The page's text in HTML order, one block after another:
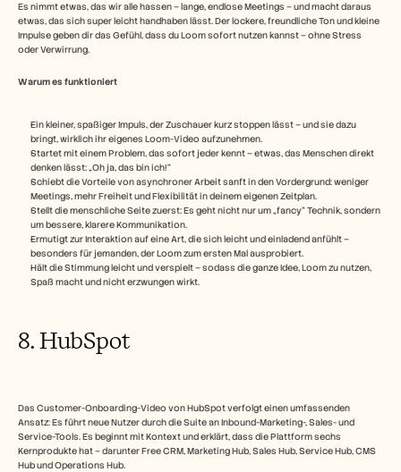
Es nimmt etwas, das wir alle hassen – lange, endlose Meetings – und macht daraus
etwas, das sich super leicht handhaben lässt. Der lockere, freundliche Ton und kleine
Impulse geben dir das Gefühl, dass du Loom sofort nutzen kannst – ohne Stress
oder Verwirrung.
Warum es funktioniert
Ein kleiner, spaßiger Impuls, der Zuschauer kurz stoppen lässt – und sie dazu
bringt, wirklich ihr eigenes Loom-Video aufzunehmen.
Startet mit einem Problem, das sofort jeder kennt – etwas, das Menschen direkt
denken lässt: „Oh ja, das bin ich!“
Schiebt die Vorteile von asynchroner Arbeit sanft in den Vordergrund: weniger
Meetings, mehr Freiheit und Flexibilität in deinem eigenen Zeitplan.
Stellt die menschliche Seite zuerst: Es geht nicht nur um „fancy“ Technik, sondern
um bessere, klarere Kommunikation.
Ermutigt zur Interaktion auf eine Art, die sich leicht und einladend anfühlt –
besonders für jemanden, der Loom zum ersten Mal ausprobiert.
Hält die Stimmung leicht und verspielt – sodass die ganze Idee, Loom zu nutzen,
Spaß macht und nicht erzwungen wirkt.
8. HubSpot
Das Customer-Onboarding-Video von HubSpot verfolgt einen umfassenden
Ansatz: Es führt neue Nutzer durch die Suite an Inbound-Marketing-, Sales- und
Service-Tools. Es beginnt mit Kontext und erklärt, dass die Plattform sechs
Kernprodukte hat – darunter Free CRM, Marketing Hub, Sales Hub, Service Hub, CMS
Hub und Operations Hub.